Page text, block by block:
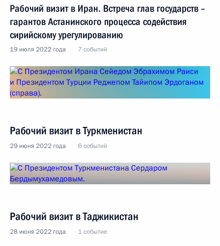
Рабочий визит в Иран. Встреча глав государств –
гарантов Астанинского процесса содействия
сирийскому урегулированию
19 июля 2022 года 7 событий
Рабочий визит в Туркменистан
29 июня 2022 года 6 событий
Рабочий визит в Таджикистан
28 июня 2022 года 1 событие